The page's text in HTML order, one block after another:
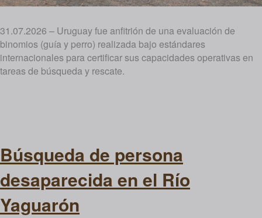
31.07.2026 – Uruguay fue anfitrión de una evaluación de
binomios (guía y perro) realizada bajo estándares
internacionales para certificar sus capacidades operativas en
tareas de búsqueda y rescate.
Búsqueda de persona
desaparecida en el Río
Yaguarón